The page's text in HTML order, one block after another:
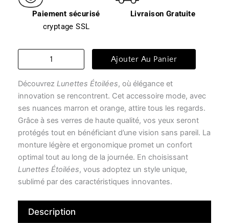
Paiement sécurisé
cryptage SSL
Livraison Gratuite
quantité
monture
transparente
étoilées
Ajouter Au Panier
Découvrez Lunettes Étoilées, où élégance et
innovation se rencontrent. Cet accessoire mode, avec
ses nuances marron et orange, attire tous les regards.
Grâce à ses verres de haute qualité, vos yeux seront
protégés tout en bénéficiant d’une vision sans pareil. La
monture légère et ergonomique promet un confort
optimal tout au long de la journée. En choisissant
Lunettes Étoilées, vous adoptez un style unique,
sublimé par des caractéristiques innovantes.
Description